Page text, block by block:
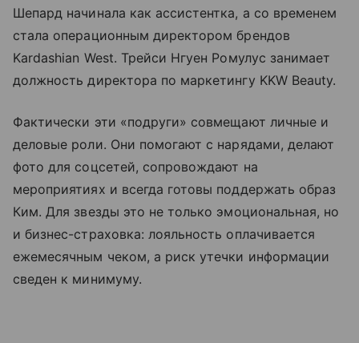
Шепард начинала как ассистентка, а со временем
стала операционным директором брендов
Kardashian West. Трейси Нгуен Ромулус занимает
должность директора по маркетингу KKW Beauty.
Фактически эти «подруги» совмещают личные и
деловые роли. Они помогают с нарядами, делают
фото для соцсетей, сопровождают на
мероприятиях и всегда готовы поддержать образ
Ким. Для звезды это не только эмоциональная, но
и бизнес-страховка: лояльность оплачивается
ежемесячным чеком, а риск утечки информации
сведен к минимуму.